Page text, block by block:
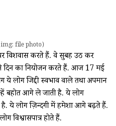
file photo)
विशवास करते हैं. वे सुबह उठ कर
का नियोजन करते हैं. आज 17 मई
लोग जिद्दी स्वभाव वाले तथा अपमान
बहोत आगे ले जाती है. ये लोग
ये लोग ज़िन्दगी में हमेशा आगे बढ़ते हैं.
विश्वासपात्र होते हैं.